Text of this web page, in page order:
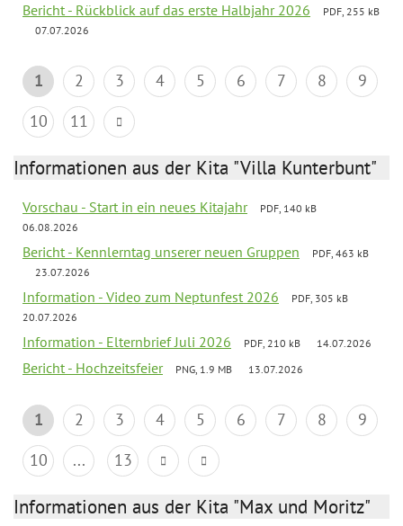
Bericht - Rückblick auf das erste Halbjahr 2026
PDF, 255 kB
07.07.2026
1 2 3 4 5 6 7 8
9
10
11
Informationen aus der Kita "Villa Kunterbunt"
Vorschau - Start in ein neues Kitajahr
PDF, 140 kB
06.08.2026
Bericht - Kennlerntag unserer neuen Gruppen
PDF, 463 kB
23.07.2026
Information - Video zum Neptunfest 2026
PDF, 305 kB
20.07.2026
Information - Elternbrief Juli 2026 PDF, 210 kB 14.07.2026
Bericht - Hochzeitsfeier PNG, 1.9 MB 13.07.2026
1 2 3 4 5 6 7 8
9
10
... 13
Informationen aus der Kita "Max und Moritz"